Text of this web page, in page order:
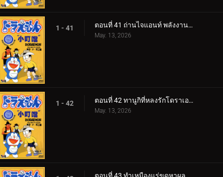
1 - 41 ตอนที่ 41 ถ่านไจแอนท์ พลังงานไม่มีวันหมด
May. 13, 2026
1 - 42 ตอนที่ 42 ทานูกิที่หลงรักโดราเอม่อน
May. 13, 2026